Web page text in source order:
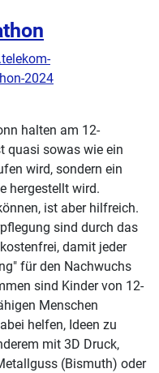
2024
halten am 12-
quasi sowas wie ein
wird, sondern ein
hergestellt wird.
ist aber hilfreich.
sind durch das
damit jeder
für den Nachwuchs
sind Kinder von 12-
Menschen
helfen, Ideen zu
mit 3D Druck,
(Bismuth) oder